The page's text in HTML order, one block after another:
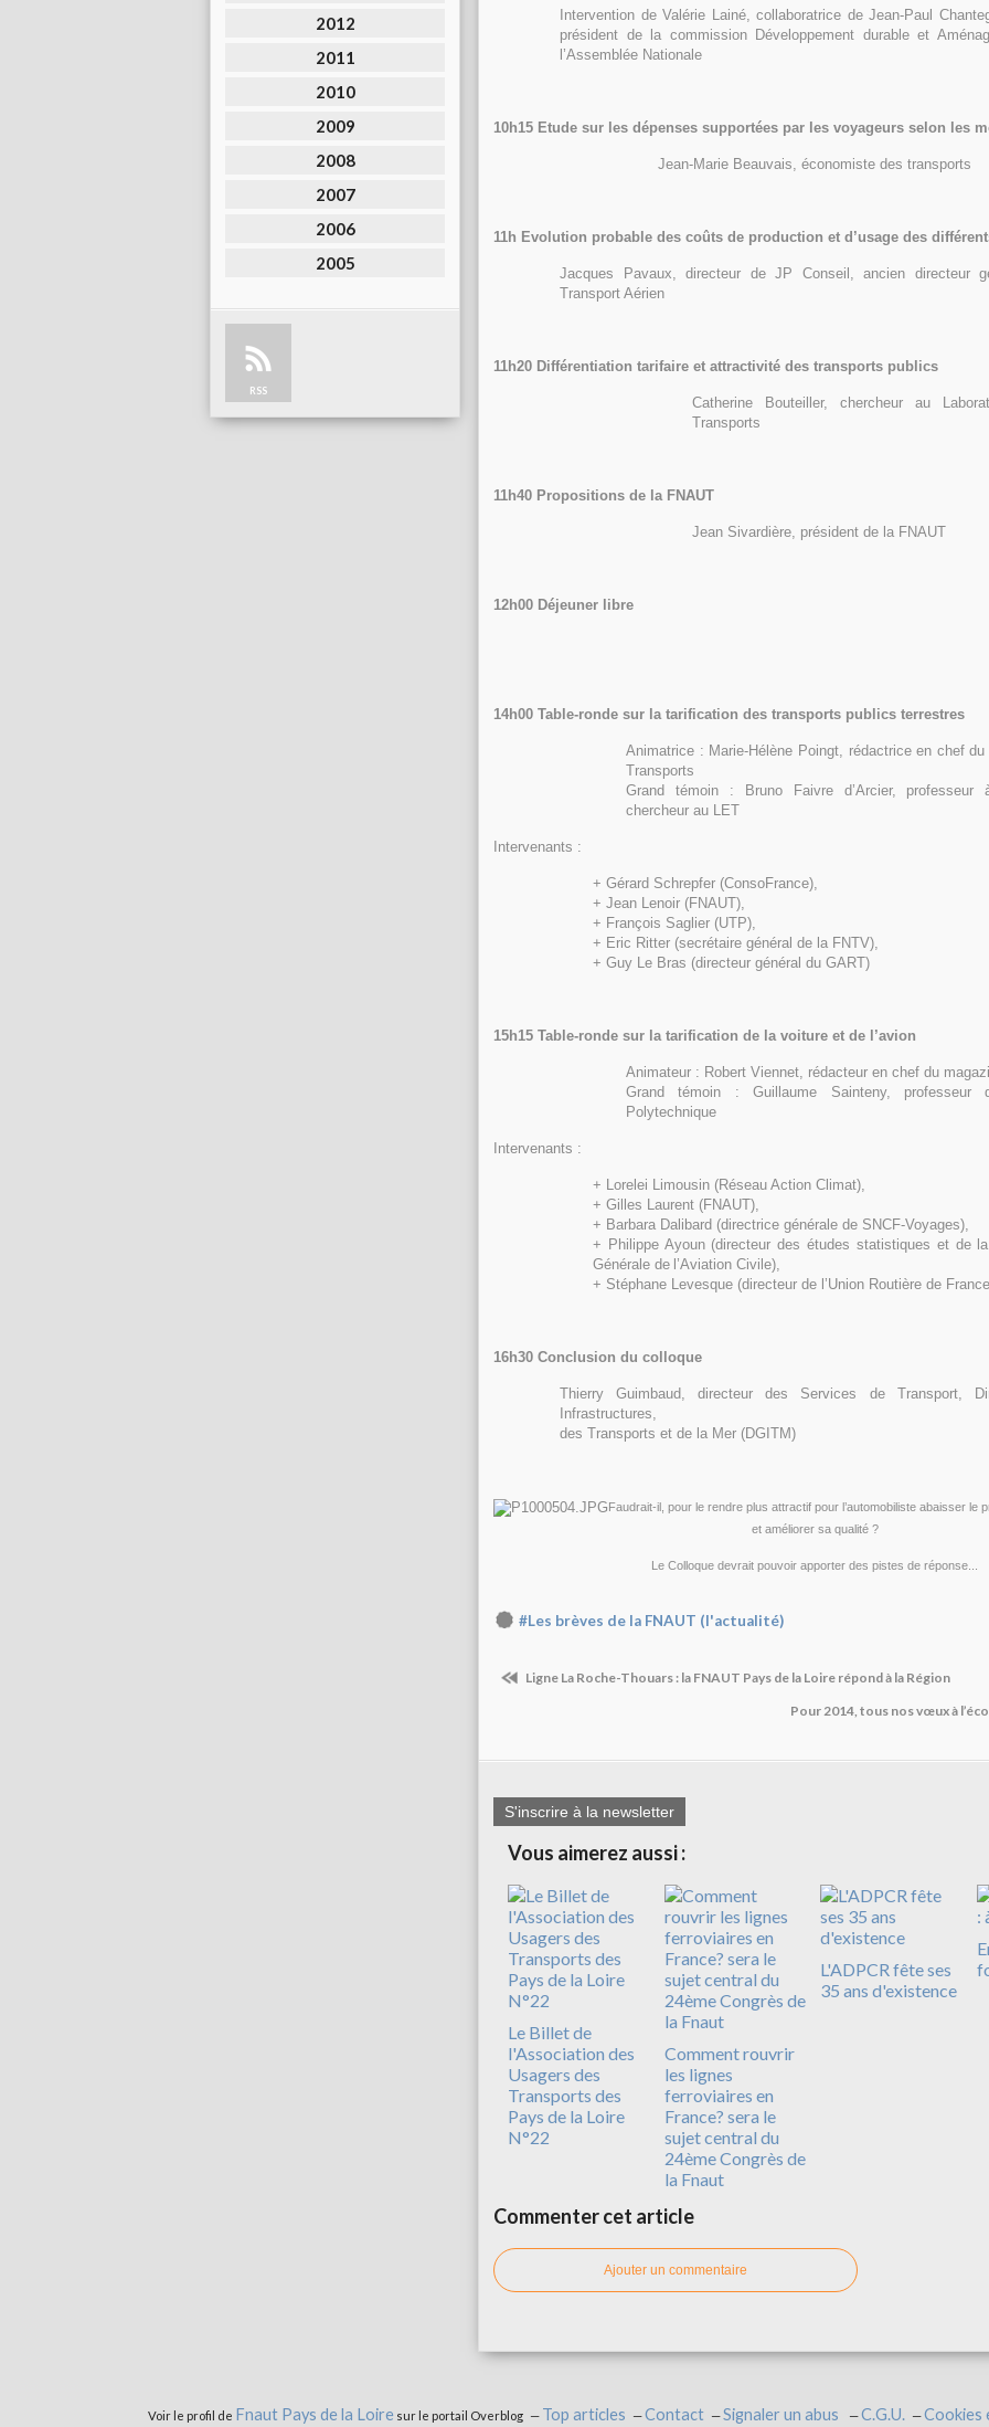
2012
2011
2010
2009
2008
2007
2006
2005
RSS
Intervention de Valérie Lainé, collaboratrice de Jean-Paul
président de la commission Développement durable et
l’Assemblée Nationale
10h15 Etude sur les dépenses supportées par les voyageurs selon les
Jean-Marie Beauvais, économiste des transports
11h Evolution probable des coûts de production et d’usage des
Jacques Pavaux, directeur de JP Conseil, ancien directeur
Transport Aérien
11h20 Différentiation tarifaire et attractivité des transports publics
Catherine Bouteiller, chercheur au
Transports
11h40 Propositions de la FNAUT
Jean Sivardière, président de la FNAUT
12h00 Déjeuner libre
14h00 Table-ronde sur la tarification des transports publics terrestres
Animatrice : Marie-Hélène Poingt, rédactrice en chef
Transports
Grand témoin : Bruno Faivre d’Arcier,
chercheur au LET
Intervenants :
+ Gérard Schrepfer (ConsoFrance),
+ Jean Lenoir (FNAUT),
+ François Saglier (UTP),
+ Eric Ritter (secrétaire général de la FNTV),
+ Guy Le Bras (directeur général du GART)
15h15 Table-ronde sur la tarification de la voiture et de l’avion
Animateur : Robert Viennet, rédacteur en chef du
Grand témoin : Guillaume Sainteny, professeur
Polytechnique
Intervenants :
+ Lorelei Limousin (Réseau Action Climat),
+ Gilles Laurent (FNAUT),
+ Barbara Dalibard (directrice générale de SNCF-Voyages),
+ Philippe Ayoun (directeur des études statistiques et de
Générale de l’Aviation Civile),
+ Stéphane Levesque (directeur de l’Union Routière de
16h30 Conclusion du colloque
Thierry Guimbaud, directeur des Services de Transport,
Infrastructures,
des Transports et de la Mer (DGITM)
Faudrait-il, pour le rendre plus attractif pour l’automobiliste abaisser le
et améliorer sa qualité ?
Le Colloque devrait pouvoir apporter des pistes de réponse...
#Les brèves de la FNAUT (l'actualité)
Ligne La Roche-­Thouars : la FNAUT Pays de la Loire répond à la Région
Pour 2014, tous nos vœux à
S'inscrire à la newsletter
Vous aimerez aussi :
Le Billet de
l'Association des
Usagers des
Transports des
Pays de la Loire
N°22
Comment rouvrir
les lignes
ferroviaires en
France? sera le
sujet central du
24ème Congrès de
la Fnaut
L'ADPCR fête ses
35 ans d'existence
Commenter cet article
Ajouter un commentaire
Voir le profil de Fnaut Pays de la Loire sur le portail Overblog Top articles Contact Signaler un abus C.G.U. Cookies